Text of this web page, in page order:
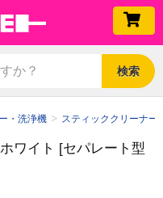
検索
・洗浄機 スティッククリーナー
ワイト [セパレート型